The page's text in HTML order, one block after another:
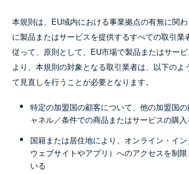
本規則は、EU域内における事業拠点の有無に関
に製品またはサービスを提供するすべての取引業
従って、原則として、EU市場で製品またはサー
より、本規則の対象となる取引業者は、以下のよ
て見直しを行うことが必要となります。
特定の加盟国の顧客について、他の加盟国
ャネル／条件での商品またはサービスの購
国籍または居住地により、オンライン・イン
ウェブサイトやアプリ）へのアクセスを制
いる